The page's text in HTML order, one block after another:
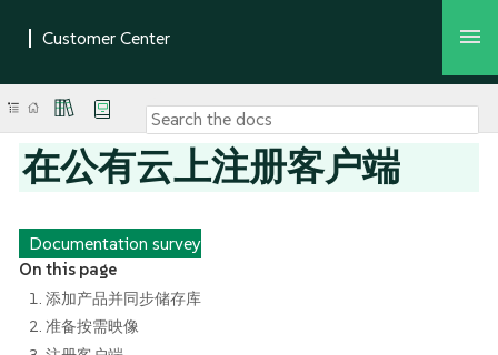
在公有云上注册客户端
Documentation survey
On this page
1. 添加产品并同步储存库
2. 准备按需映像